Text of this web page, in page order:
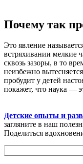
Почему так
Это явление
встряхивании мелкие
сквозь зазоры, в то
неизбежно
пробудит у детей
покажет, что наука —
Детские опыты и
загляните в наш
Поделиться